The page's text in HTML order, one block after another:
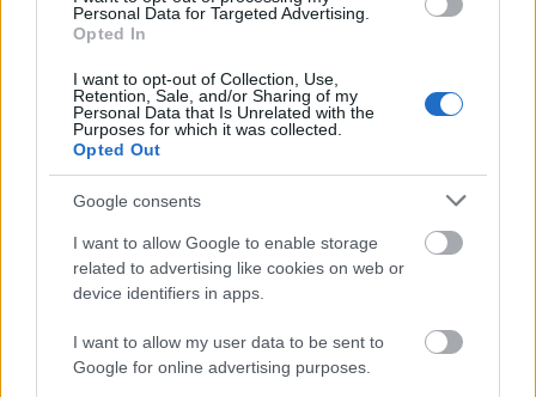
Personal Data for Targeted Advertising.
Opted In
I want to opt-out of Collection, Use,
Retention, Sale, and/or Sharing of my
Personal Data that Is Unrelated with the
Purposes for which it was collected.
Opted Out
Google consents
I want to allow Google to enable storage
related to advertising like cookies on web or
device identifiers in apps.
I want to allow my user data to be sent to
Google for online advertising purposes.
Másfélszeresére bővítik Hódmezővásárhely jó hírű
református iskoláját
A Szőnyi Benjámin Általános Iskola fejlesztését a FERROÉP
kivitelezheti; a munkák csaknem egy évig tartanak majd.